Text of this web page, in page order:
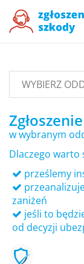
WYBIERZ
w wybranym
Dlaczego warto
prześlemy
zaniżeń
jeśli to
od decyzji